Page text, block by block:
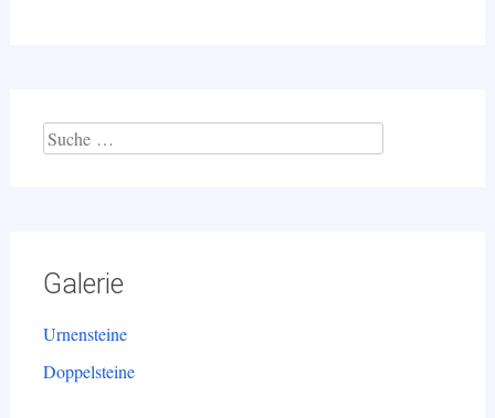
Suche
nach:
Galerie
Urnensteine
Doppelsteine